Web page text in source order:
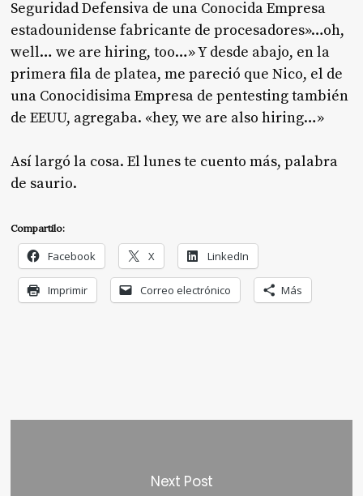
Seguridad Defensiva de una Conocida Empresa
estadounidense fabricante de procesadores»…oh,
well… we are hiring, too…» Y desde abajo, en la
primera fila de platea, me pareció que Nico, el de
una Conocidisima Empresa de pentesting también
de EEUU, agregaba. «hey, we are also hiring…»
Así largó la cosa. El lunes te cuento más, palabra
de saurio.
Compartilo:
Facebook X LinkedIn
Imprimir Correo electrónico Más
Next Post